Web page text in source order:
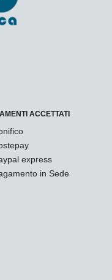
ACCETTATI
express
in Sede